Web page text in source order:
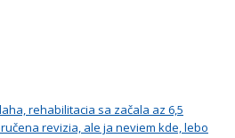
rehabilitacia sa začala az 6,5
revizia, ale ja neviem kde, lebo